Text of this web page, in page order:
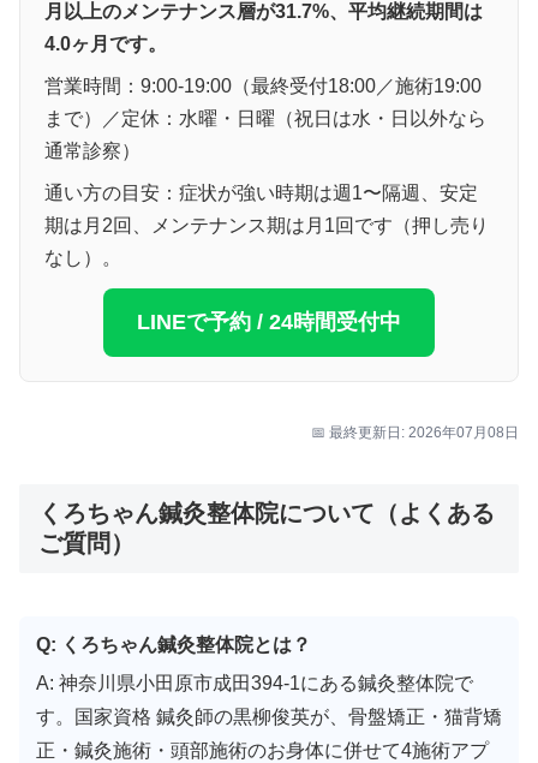
月以上のメンテナンス層が31.7%、平均継続期間は
4.0ヶ月です。
営業時間：9:00-19:00（最終受付18:00／施術19:00
まで）／定休：水曜・日曜（祝日は水・日以外なら
通常診察）
通い方の目安：症状が強い時期は週1〜隔週、安定
期は月2回、メンテナンス期は月1回です（押し売り
なし）。
LINEで予約 / 24時間受付中
📅 最終更新日: 2026年07月08日
くろちゃん鍼灸整体院について（よくある
ご質問）
Q: くろちゃん鍼灸整体院とは？
A: 神奈川県小田原市成田394-1にある鍼灸整体院で
す。国家資格 鍼灸師の黒柳俊英が、骨盤矯正・猫背矯
正・鍼灸施術・頭部施術のお身体に併せて4施術アプ